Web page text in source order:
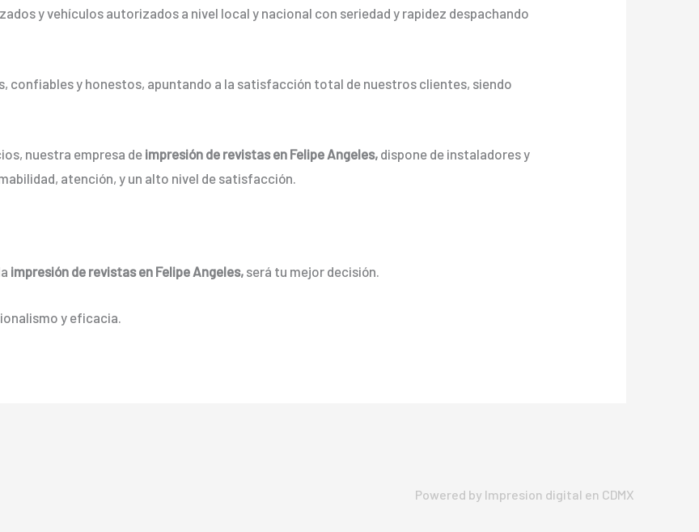
y vehículos autorizados a nivel local y nacional con seriedad y rapidez despachando
confiables y honestos, apuntando a la satisfacción total de nuestros clientes, siendo
nuestra empresa de impresión de revistas en Felipe Angeles, dispone de instaladores y
atención, y un alto nivel de satisfacción.
impresión de revistas en Felipe Angeles, será tu mejor decisión.
y eficacia.
Powered by Impresion digital en CDMX